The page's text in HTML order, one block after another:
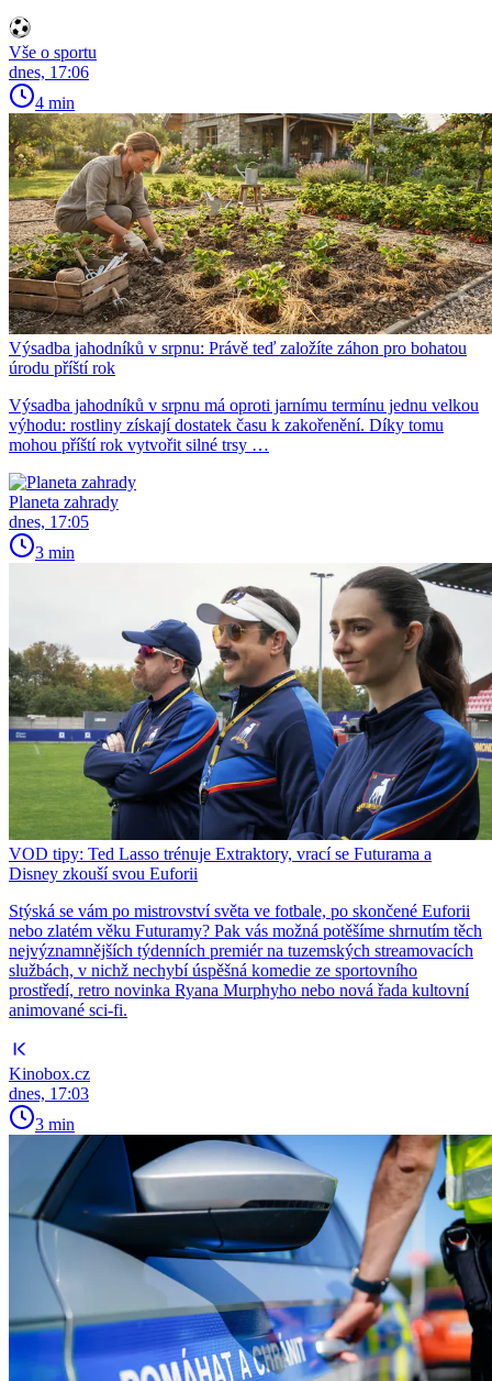
Vše o sportu
dnes, 17:06
4 min
Výsadba jahodníků v srpnu: Právě teď založíte záhon pro bohatou
úrodu příští rok
Výsadba jahodníků v srpnu má oproti jarnímu termínu jednu velkou
výhodu: rostliny získají dostatek času k zakořenění. Díky tomu
mohou příští rok vytvořit silné trsy …
Planeta zahrady
dnes, 17:05
3 min
VOD tipy: Ted Lasso trénuje Extraktory, vrací se Futurama a
Disney zkouší svou Euforii
Stýská se vám po mistrovství světa ve fotbale, po skončené Euforii
nebo zlatém věku Futuramy? Pak vás možná potěšíme shrnutím těch
nejvýznamnějších týdenních premiér na tuzemských streamovacích
službách, v nichž nechybí úspěšná komedie ze sportovního
prostředí, retro novinka Ryana Murphyho nebo nová řada kultovní
animované sci-fi.
Kinobox.cz
dnes, 17:03
3 min